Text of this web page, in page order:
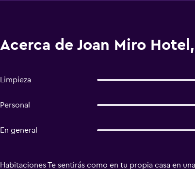
Acerca de Joan Miro
Limpieza
Personal
En general
Habitaciones Te sentirás como en tu propia casa en